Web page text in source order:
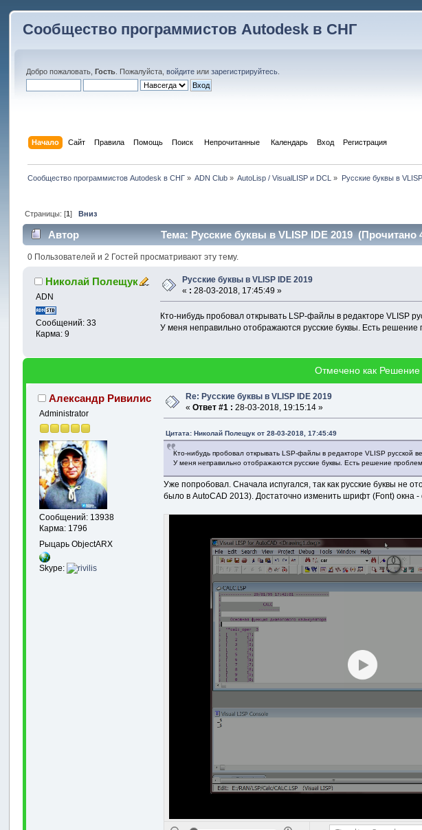
Сообщество программистов Autodesk в СНГ
Добро пожаловать,Гость . Пожалуйста,войдите илизарегистрируйтесь
Начало Сайт Правила Помощь Поиск Непрочитанные Календарь Вход Регистрация
Сообщество программистов Autodesk в СНГ» ADN Club » AutoLisp / VisualLISP и DCL » Русские буквы в
Страницы: [1] Вниз
Автор Тема: Русские буквы в VLISP IDE 2019 (Прочитано
0 Пользователей и 2 Гостей просматривают эту тему.
Николай Полещук
ADN
Сообщений: 33
Карма: 9
Русские буквы в VLISP IDE 2019
« : 28-03-2018, 17:45:49 »
Кто-нибудь пробовал открывать LSP-файлы в редакторе VLISP
У меня неправильно отображаются русские буквы. Есть решение
Отмечено как Решение
Александр Ривилис
Administrator
Сообщений: 13938
Карма: 1796
Рыцарь ObjectARX
Skype:
Re: Русские буквы в VLISP IDE 2019
«Ответ #1 : 28-03-2018, 19:15:14 »
Цитата: Николай Полещук от 28-03-2018, 17:45:49
Кто-нибудь пробовал открывать LSP-файлы в редакторе VLISP русской
У меня неправильно отображаются русские буквы. Есть решение
Уже попробовал. Сначала испугался, так как русские буквы не
было в AutoCAD 2013). Достаточно изменить шрифт (Font) окна